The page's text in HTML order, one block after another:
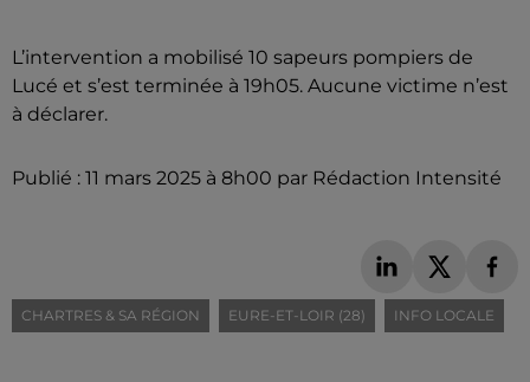
L’intervention a mobilisé 10 sapeurs pompiers de
Lucé et s’est terminée à 19h05. Aucune victime n’est
à déclarer.
Publié : 11 mars 2025 à 8h00 par Rédaction Intensité
CHARTRES & SA RÉGION EURE-ET-LOIR (28) INFO LOCALE